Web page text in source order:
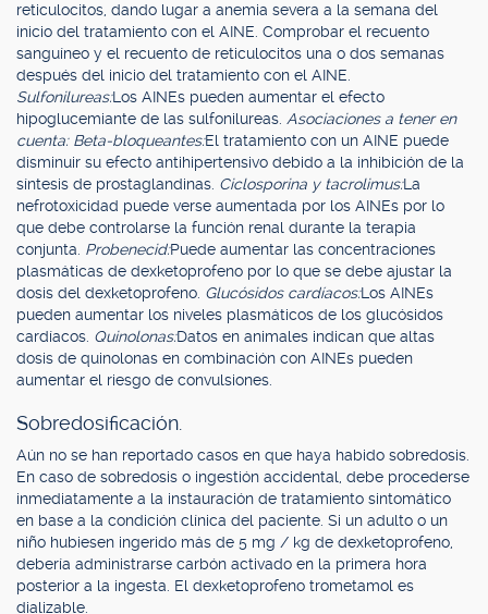
reticulocitos, dando lugar a anemia severa a la semana del
inicio del tratamiento con el AINE. Comprobar el recuento
sanguíneo y el recuento de reticulocitos una o dos semanas
después del inicio del tratamiento con el AINE.
Sulfonilureas:Los AINEs pueden aumentar el efecto
hipoglucemiante de las sulfonilureas. Asociaciones a tener en
cuenta: Beta-bloqueantes:El tratamiento con un AINE puede
disminuir su efecto antihipertensivo debido a la inhibición de la
síntesis de prostaglandinas. Ciclosporina y tacrolimus:La
nefrotoxicidad puede verse aumentada por los AINEs por lo
que debe controlarse la función renal durante la terapia
conjunta. Probenecid:Puede aumentar las concentraciones
plasmáticas de dexketoprofeno por lo que se debe ajustar la
dosis del dexketoprofeno. Glucósidos cardíacos:Los AINEs
pueden aumentar los niveles plasmáticos de los glucósidos
cardíacos. Quinolonas:Datos en animales indican que altas
dosis de quinolonas en combinación con AINEs pueden
aumentar el riesgo de convulsiones.
Sobredosificación.
Aún no se han reportado casos en que haya habido sobredosis.
En caso de sobredosis o ingestión accidental, debe procederse
inmediatamente a la instauración de tratamiento sintomático
en base a la condición clínica del paciente. Si un adulto o un
niño hubiesen ingerido más de 5 mg / kg de dexketoprofeno,
debería administrarse carbón activado en la primera hora
posterior a la ingesta. El dexketoprofeno trometamol es
dializable.